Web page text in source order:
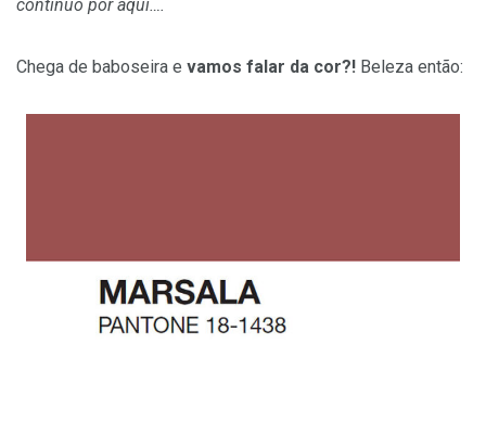
continuo por aqui….
Chega de baboseira e vamos falar da cor?! Beleza então: